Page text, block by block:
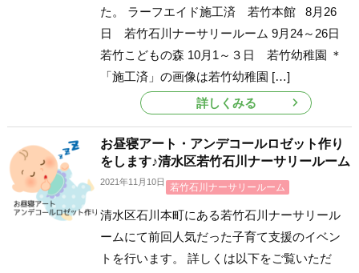
た。 ラーフエイド施工済 若竹本館 8月26
日 若竹石川ナーサリールーム 9月24～26日
若竹こどもの森 10月1～３日 若竹幼稚園 ＊
「施工済」の画像は若竹幼稚園 […]
詳しくみる
お昼寝アート・アンデコールロゼット作り
をします♪清水区若竹石川ナーサリールーム
2021年11月10日 若竹石川ナーサリールーム
清水区石川本町にある若竹石川ナーサリール
ームにて前回人気だった子育て支援のイベン
トを行います。 詳しくは以下をご覧いただ